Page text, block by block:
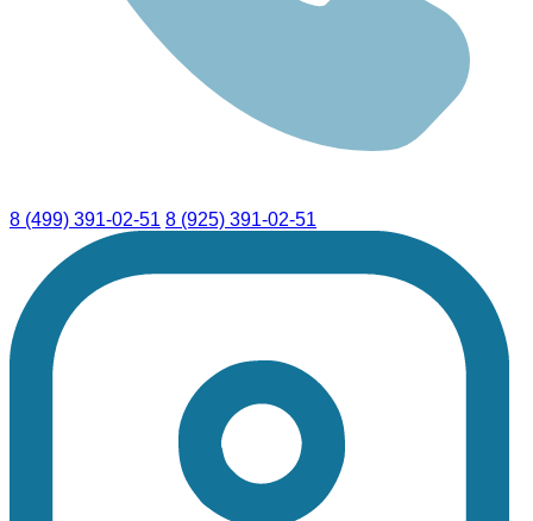
8 (499) 391-02-51 8 (925) 391-02-51